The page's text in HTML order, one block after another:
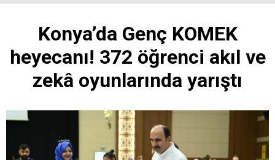
Konya’da Genç KOMEK
heyecanı! 372 öğrenci akıl ve
zekâ oyunlarında yarıştı